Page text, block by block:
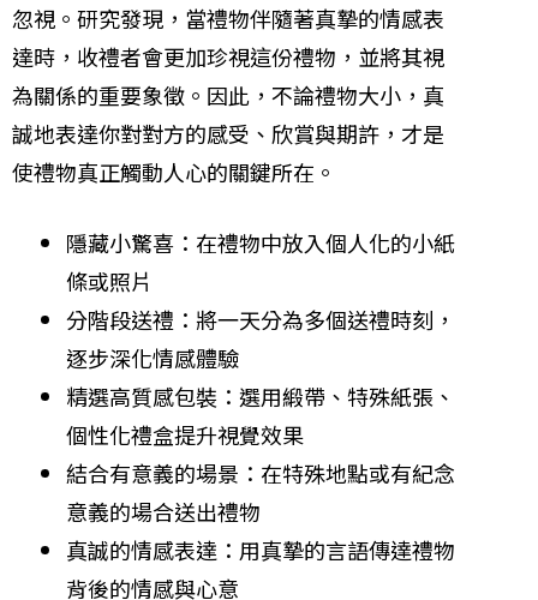
忽視。研究發現，當禮物伴隨著真摯的情感表
達時，收禮者會更加珍視這份禮物，並將其視
為關係的重要象徵。因此，不論禮物大小，真
誠地表達你對對方的感受、欣賞與期許，才是
使禮物真正觸動人心的關鍵所在。
隱藏小驚喜：在禮物中放入個人化的小紙
條或照片
分階段送禮：將一天分為多個送禮時刻，
逐步深化情感體驗
精選高質感包裝：選用緞帶、特殊紙張、
個性化禮盒提升視覺效果
結合有意義的場景：在特殊地點或有紀念
意義的場合送出禮物
真誠的情感表達：用真摯的言語傳達禮物
背後的情感與心意